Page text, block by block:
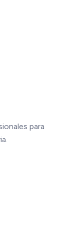
para